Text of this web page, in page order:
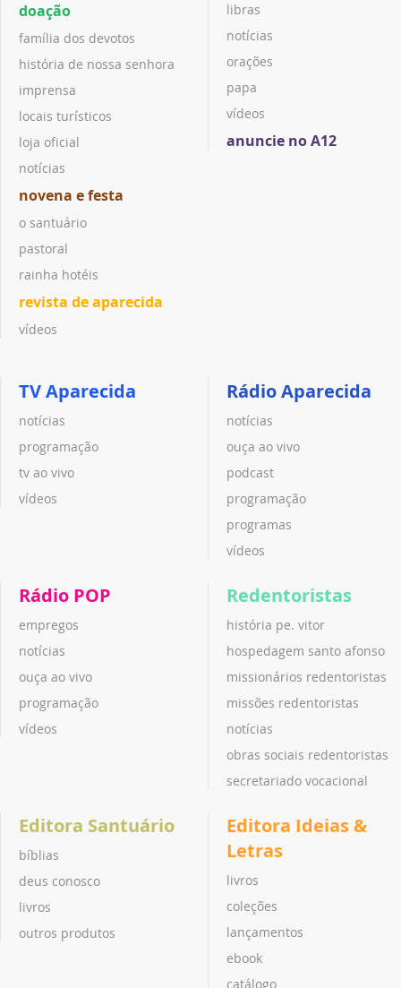
doação
família dos devotos
história de nossa senhora
imprensa
locais turísticos
loja oficial
notícias
novena e festa
o santuário
pastoral
rainha hotéis
revista de aparecida
vídeos
libras
notícias
orações
papa
vídeos
anuncie no A12
TV Aparecida
notícias
programação
tv ao vivo
vídeos
Rádio Aparecida
notícias
ouça ao vivo
podcast
programação
programas
vídeos
Rádio POP
empregos
notícias
ouça ao vivo
programação
vídeos
Redentoristas
história pe. vitor
hospedagem santo afonso
missionários redentoristas
missões redentoristas
notícias
obras sociais redentoristas
secretariado vocacional
Editora Santuário
bíblias
deus conosco
livros
outros produtos
Editora Ideias &
Letras
livros
coleções
lançamentos
ebook
catálogo